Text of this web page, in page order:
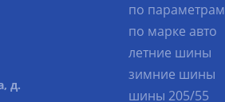
д.
по параметрам
по марке авто
летние шины
зимние шины
шины 205/55